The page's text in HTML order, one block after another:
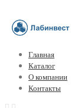
Главная
Каталог
О компании
Контакты